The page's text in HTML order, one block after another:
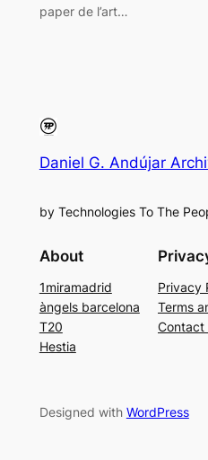
paper de l’art…
Daniel G. Andújar
by Technologies To The
About
1miramadrid
àngels barcelona
T20
Hestia
Privacy
Terms
Contact
Designed with WordPress